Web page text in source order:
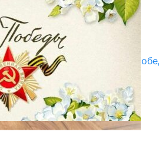
07.08.2025
Улуу Жеңиштин жандуу сөзү
29.04.2025
Награды в преддверии Дня
29.04.2025